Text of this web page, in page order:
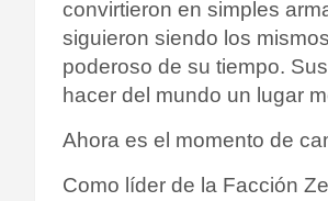
convirtieron en simples
siguieron siendo los
poderoso de su tiempo.
hacer del mundo un lugar
Ahora es el momento de
Como líder de la Facción